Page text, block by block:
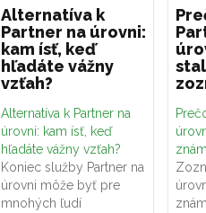
Alternatíva k
Partner na úrovni:
kam ísť, keď
hľadáte vážny
vzťah?
Alternatíva k Partner na
úrovni: kam ísť, keď
hľadáte vážny vzťah?
Koniec služby Partner na
úrovni môže byť pre
mnohých ľudí